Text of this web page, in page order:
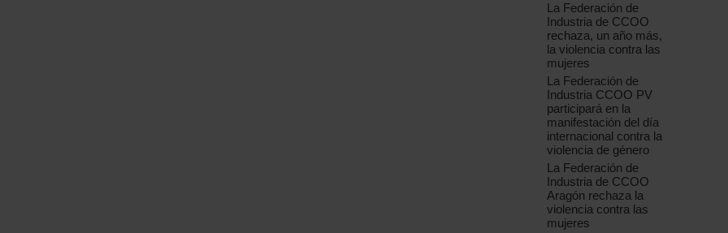
La Federación de
Industria de CCOO
rechaza, un año más,
la violencia contra las
mujeres
La Federación de
Industria CCOO PV
participará en la
manifestación del día
internacional contra la
violencia de género
La Federación de
Industria de CCOO
Aragón rechaza la
violencia contra las
mujeres